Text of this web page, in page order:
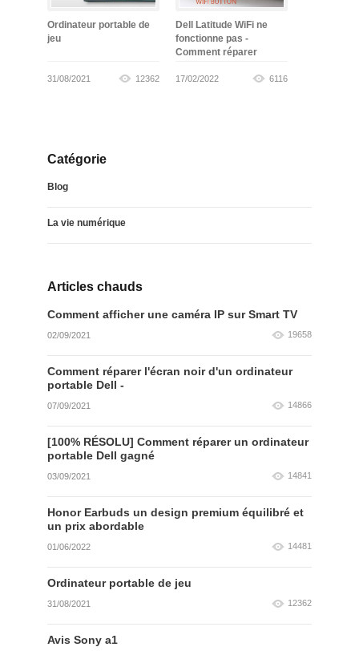
Ordinateur portable de
jeu
31/08/2021 12362
Dell Latitude WiFi ne
fonctionne pas -
Comment réparer
17/02/2022 6116
Catégorie
Blog
La vie numérique
Articles chauds
Comment afficher une caméra IP sur Smart TV
02/09/2021 19658
Comment réparer l'écran noir d'un ordinateur
portable Dell -
07/09/2021 14866
[100% RÉSOLU] Comment réparer un ordinateur
portable Dell gagné
03/09/2021 14841
Honor Earbuds un design premium équilibré et
un prix abordable
01/06/2022 14481
Ordinateur portable de jeu
31/08/2021 12362
Avis Sony a1